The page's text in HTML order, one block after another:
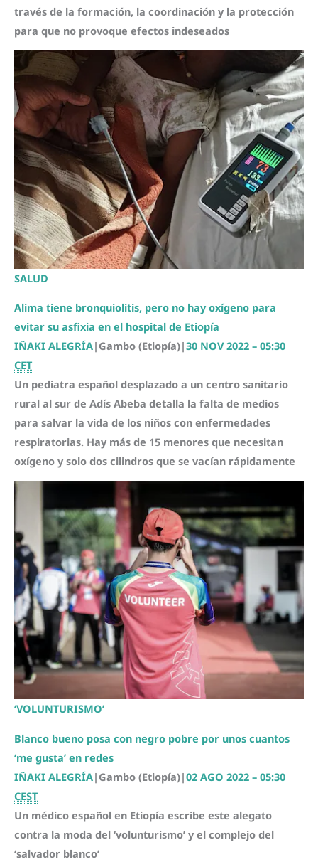
través de la formación, la coordinación y la protección
para que no provoque efectos indeseados
SALUD
Alima tiene bronquiolitis, pero no hay oxígeno para
evitar su asfixia en el hospital de Etiopía
IÑAKI ALEGRÍA| Gambo (Etiopía)|30 NOV 2022 – 05:30
CET
Un pediatra español desplazado a un centro sanitario
rural al sur de Adís Abeba detalla la falta de medios
para salvar la vida de los niños con enfermedades
respiratorias. Hay más de 15 menores que necesitan
oxígeno y solo dos cilindros que se vacían rápidamente
‘VOLUNTURISMO’
Blanco bueno posa con negro pobre por unos cuantos
‘me gusta’ en redes
IÑAKI ALEGRÍA| Gambo (Etiopía)|02 AGO 2022 – 05:30
CEST
Un médico español en Etiopía escribe este alegato
contra la moda del ‘volunturismo’ y el complejo del
‘salvador blanco’